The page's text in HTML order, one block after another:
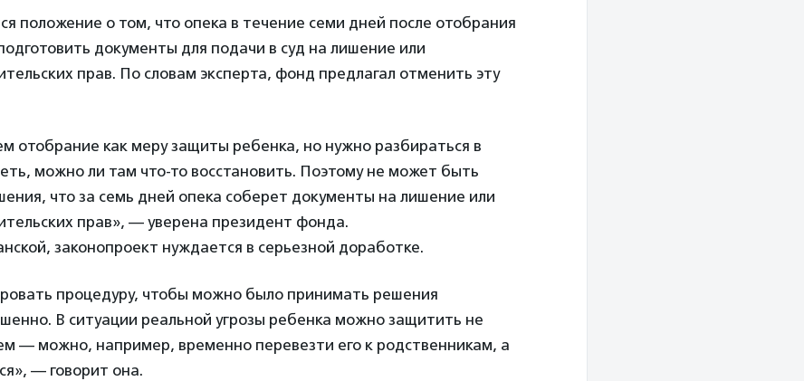
положение о том, что опека в течение семи дней после отобрания
документы для подачи в суд на лишение или
прав. По словам эксперта, фонд предлагал отменить эту
отобрание как меру защиты ребенка, но нужно разбираться в
можно ли там что-то восстановить. Поэтому не может быть
что за семь дней опека соберет документы на лишение или
прав», — уверена президент фонда.
законопроект нуждается в серьезной доработке.
процедуру, чтобы можно было принимать решения
В ситуации реальной угрозы ребенка можно защитить не
— можно, например, временно перевезти его к родственникам, а
— говорит она.